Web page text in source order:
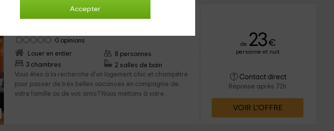
Accepter
0 opinions
Louer en entier
3 chambres
8 personnes
2 salles de bain
Vous êtes à la recherche d'un logement chic et champêtre
pour passer de trés belles vacances en compagnie de
votre famille ou de vos amis? Nous mettons à votre...
de 23€
personne et nuit
Contact direct
Réponse après 72h
VOIR L’OFFRE